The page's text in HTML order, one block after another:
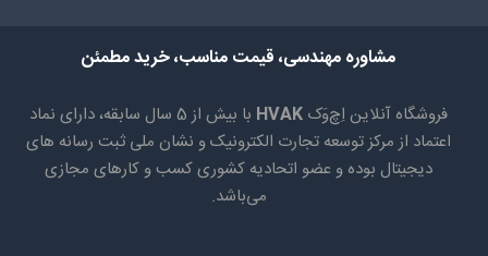
مشاوره مهندسی، قیمت مناسب، خرید مطمئن
فروشگاه آنلاین اِچ‌وَک HVAK
با بیش از 5 سال سابقه، دارای نماد
اعتماد از مرکز توسعه تجارت الکترونیک و نشان ملی ثبت رسانه های
دیجیتال بوده و عضو اتحادیه کشوری کسب و کارهای مجازی
می‌باشد.